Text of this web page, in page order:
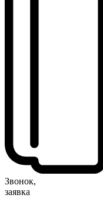
Звонок,
заявка